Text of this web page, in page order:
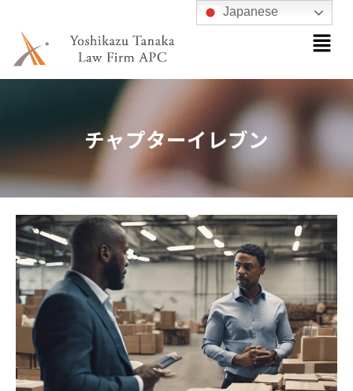
メ
ニ
ー
チャプターイレブン
Japanese